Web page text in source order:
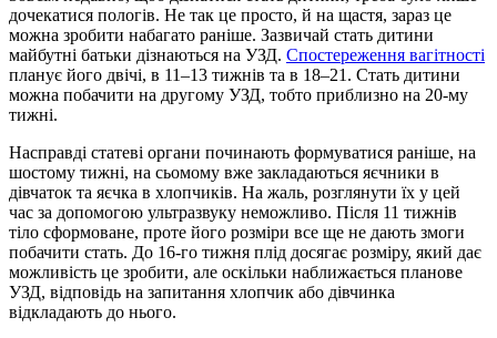
дочекатися пологів. Не так це просто, й на щастя, зараз це
можна зробити набагато раніше. Зазвичай стать дитини
майбутні батьки дізнаються на УЗД. Спостереження вагітності
планує його двічі, в 11–13 тижнів та в 18–21. Стать дитини
можна побачити на другому УЗД, тобто приблизно на 20-му
тижні.
Насправді статеві органи починають формуватися раніше, на
шостому тижні, на сьомому вже закладаються яєчники в
дівчаток та яєчка в хлопчиків. На жаль, розглянути їх у цей
час за допомогою ультразвуку неможливо. Після 11 тижнів
тіло сформоване, проте його розміри все ще не дають змоги
побачити стать. До 16-го тижня плід досягає розміру, який дає
можливість це зробити, але оскільки наближається планове
УЗД, відповідь на запитання хлопчик або дівчинка
відкладають до нього.